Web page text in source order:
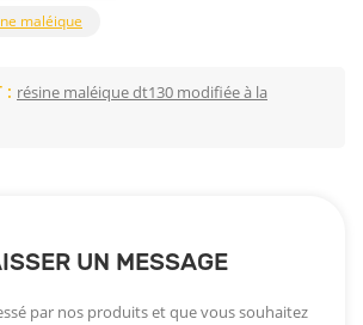
maléique
: résine maléique dt130 modifiée à la
UN MESSAGE
par nos produits et que vous souhaitez